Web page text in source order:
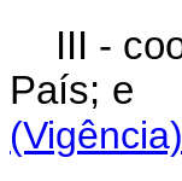
III -
País;
(Vigência)